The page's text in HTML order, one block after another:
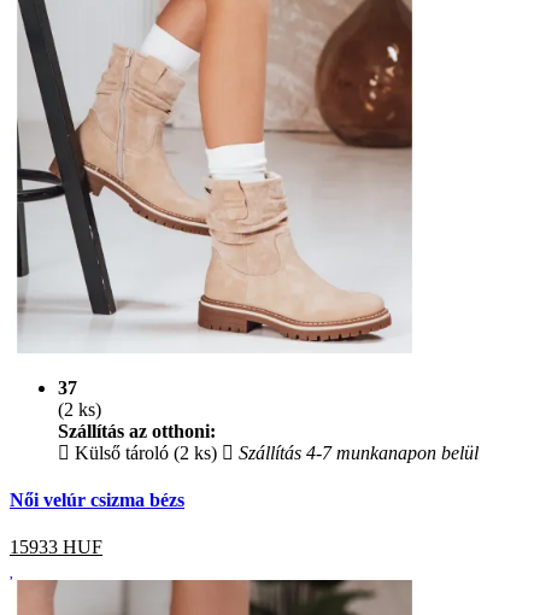
37
(2 ks)
Szállítás az otthoni:
Külső tároló (2 ks)
Szállítás 4-7 munkanapon belül
Női velúr csizma bézs
15933 HUF